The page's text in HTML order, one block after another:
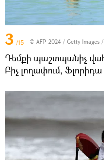
3 /15 © AFP 2024 / Getty Images
Դեմքի պաշտպանիչ
Բիչ լողափում, Ֆլորիդա